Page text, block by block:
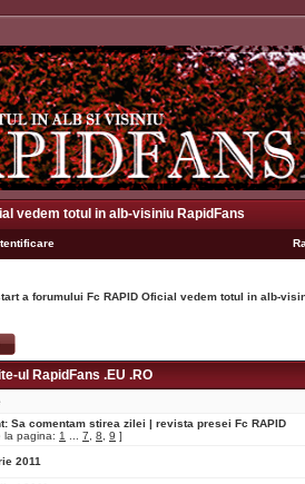
vedem totul in alb-visiniu RapidFans
a forumului Fc RAPID Oficial vedem totul in alb-
ul RapidFans .EU .RO
Sa comentam stirea zilei | revista presei Fc RAPID
la pagina: 1 7 8 9 ]
2011